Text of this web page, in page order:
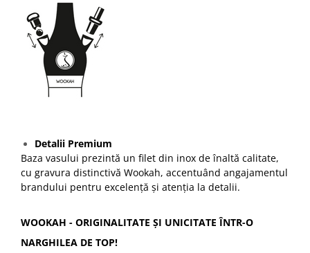
Detalii Premium
Baza vasului prezintă un filet din inox de înaltă calitate,
cu gravura distinctivă Wookah, accentuând angajamentul
brandului pentru excelență și atenția la detalii.
WOOKAH - ORIGINALITATE ȘI UNICITATE ÎNTR-O
NARGHILEA DE TOP!